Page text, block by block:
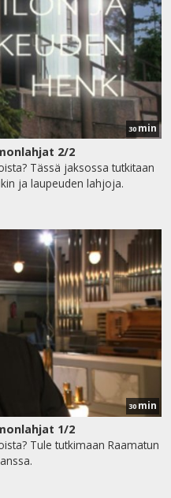
30min
2/2
Tässä jaksossa tutkitaan
ja laupeuden lahjoja.
30min
1/2
Tule tutkimaan Raamatun